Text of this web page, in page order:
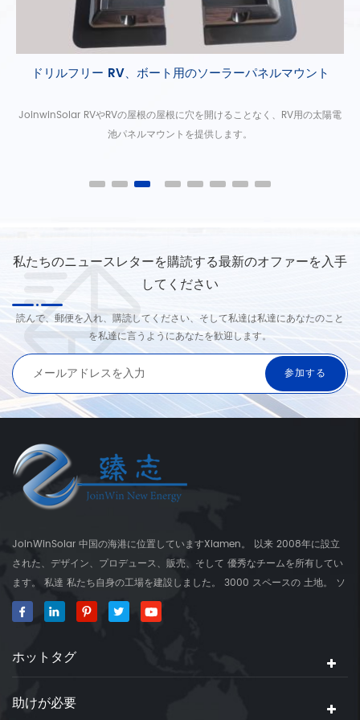
ドリルフリー RV、ボート用のソーラーパネルマウント
JoinwinSolar RVやRVの屋根の屋根に穴を開けることなく、RV用の太陽電
池パネルマウントを提供します。
私たちのニュースレターを購読する最新のオファーを入手
してください
読んで、郵便を入れ、購読してください、そして私達は私達にあなたのこと
を私達に言うようにあなたを歓迎します。
JoinWinSolar 中国の海港に位置していますXiamen。 以来 2008年に設立
された、デザイン、プロデュース、販売、そして 優秀なチームを所有してい
ます。 私達 私たち自身の工場を建設しました。 3000 スペースの 土地。 ソ
ーラーマウンティングブラケットのグローバルサプライヤー、 JoinwinSolar
世界の周りの顧客に付加価値を作成しました。 ◆私たちの 製品
びアクセサリー 2、タイル ルーフソーラーマウントシステムとアクセサリー
3、 コンクリートフラットルーフソーラーマウントシステムとアクセサリー
4、ソーラーマウントアクセサリー 5、ワイヤー管理用製品 6、RVソーラー
ホットタグ
助けが必要